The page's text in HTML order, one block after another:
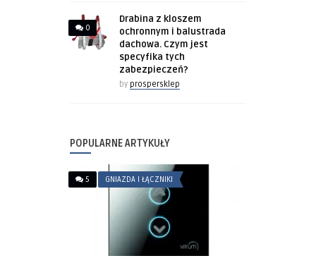
0
Drabina z kloszem
ochronnym i balustrada
dachowa. Czym jest
specyfika tych
zabezpieczeń?
by prospersklep
POPULARNE ARTYKUŁY
5 GNIAZDA I ŁĄCZNIKI